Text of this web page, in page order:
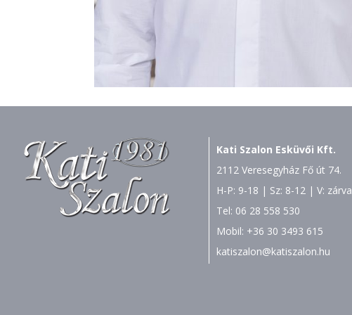
Kati Szalon Esküvői Kft.
2112 Veresegyház Fő út 74.
H-P: 9-18 | Sz: 8-12 | V: zárva
Tel: 06 28 558 530
Mobil: +36 30 3493 615
katiszalon@katiszalon.hu